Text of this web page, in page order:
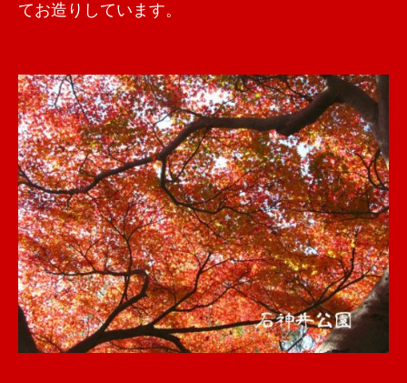
てお造りしています。